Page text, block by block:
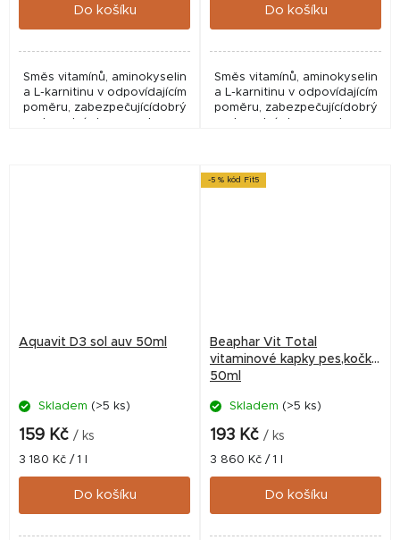
Do košíku
Směs vitamínů, aminokyselin
a L-karnitinu v odpovídajícím
poměru, zabezpečujícídobrý
Do košíku
Směs vitamínů, aminokyselin
a L-karnitinu v odpovídajícím
poměru, zabezpečujícídobrý
Aquavit D3 sol auv 50ml
Skladem (>5 ks)
159 Kč / ks
Měrná
cena:
3 180 Kč / 1 l
Do košíku
-5 % kód Fit5
Beaphar Vit Total
vitaminové kapky pes,kočka
50ml
Skladem (>5 ks)
193 Kč / ks
Měrná
cena:
3 860 Kč / 1 l
Do košíku